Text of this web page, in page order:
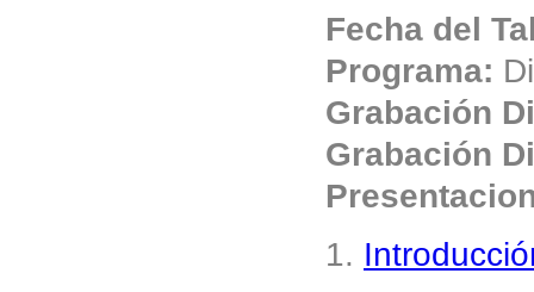
Fecha del
Programa:
Grabación
Grabación
1.